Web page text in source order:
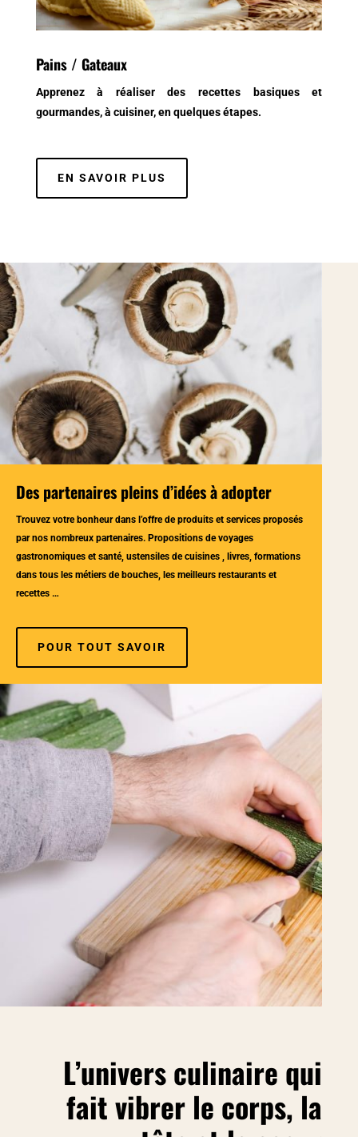
Pains / Gateaux
Apprenez à réaliser des recettes basiques et
gourmandes, à cuisiner, en quelques étapes.
EN SAVOIR PLUS
Des partenaires pleins d’idées à adopter
Trouvez votre bonheur dans l’offre de produits et services proposés
par nos nombreux partenaires. Propositions de voyages
gastronomiques et santé, ustensiles de cuisines , livres, formations
dans tous les métiers de bouches, les meilleurs restaurants et
recettes …
POUR TOUT SAVOIR
L’univers culinaire qui
fait vibrer le corps, la